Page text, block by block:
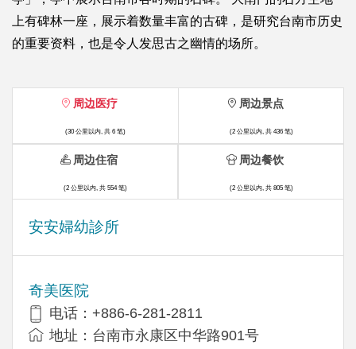
上有碑林一座，展示着数量丰富的古碑，是研究台南市历史
的重要资料，也是令人发思古之幽情的场所。
周边医疗
(30 公里以内, 共 6 笔)
安安婦幼診所
奇美医院
电话：+886-6-281-2811
地址：台南市永康区中华路901号
周边景点
(2 公里以内, 共 436 笔)
周边住宿
(2 公里以内, 共 554 笔)
周边餐饮
(2 公里以内, 共 805 笔)